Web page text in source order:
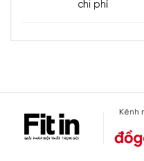
chi phí
Kênh